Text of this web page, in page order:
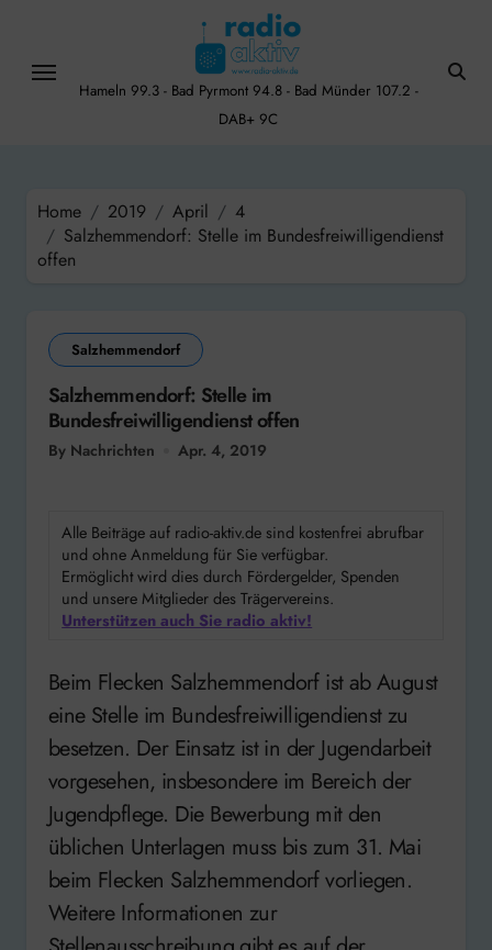
content
Hameln 99.3 - Bad Pyrmont 94.8 - Bad Münder 107.2 -
DAB+ 9C
Home 2019 April
4
Salzhemmendorf: Stelle im Bundesfreiwilligendienst
offen
Salzhemmendorf
Salzhemmendorf: Stelle im
Bundesfreiwilligendienst offen
By Nachrichten Apr. 4, 2019
Alle Beiträge auf radio-aktiv.de sind kostenfrei abrufbar
und ohne Anmeldung für Sie verfügbar.
Ermöglicht wird dies durch Fördergelder, Spenden
und unsere Mitglieder des Trägervereins.
Unterstützen auch Sie radio aktiv!
Beim Flecken Salzhemmendorf ist ab August
eine Stelle im Bundesfreiwilligendienst zu
besetzen. Der Einsatz ist in der Jugendarbeit
vorgesehen, insbesondere im Bereich der
Jugendpflege. Die Bewerbung mit den
üblichen Unterlagen muss bis zum 31. Mai
beim Flecken Salzhemmendorf vorliegen.
Weitere Informationen zur